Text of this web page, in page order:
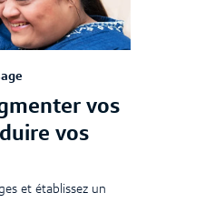
vos
vos
et établissez un